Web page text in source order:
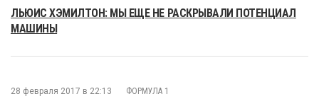
ЛЬЮИС ХЭМИЛТОН: МЫ ЕЩЕ НЕ РАСКРЫВАЛИ ПОТЕНЦИАЛ
МАШИНЫ
28 февраля 2017 в 22:13 ФОРМУЛА 1